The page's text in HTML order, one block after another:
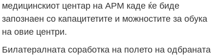
медицинскиот центар на АРМ каде ќе биде
запознаен со капацитетите и можностите за обука
на овие центри.
Билатералната соработка на полето на одбраната